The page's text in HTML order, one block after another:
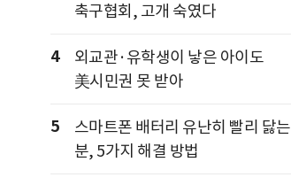
축구협회, 고개 숙였다
4
외교관·유학생이 낳은 아이도
美시민권 못 받아
5
스마트폰 배터리 유난히 빨리 닳는
분, 5가지 해결 방법